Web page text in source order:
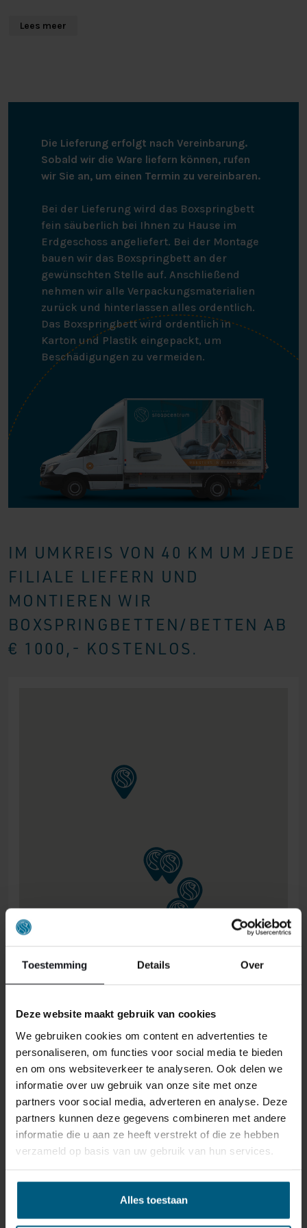
Toestemming Details Over
Deze website maakt gebruik van cookies
We gebruiken cookies om content en advertenties te
personaliseren, om functies voor social media te bieden
en om ons websiteverkeer te analyseren. Ook delen we
informatie over uw gebruik van onze site met onze
partners voor social media, adverteren en analyse. Deze
partners kunnen deze gegevens combineren met andere
informatie die u aan ze heeft verstrekt of die ze hebben
verzameld op basis van uw gebruik van hun services.
Alles toestaan
ist dabei entscheidend, damit in Zukunft so wenig neue
hergestellt. Dadurch können sie problemlos dem
Recyclingprozess zugeführt werden. Bei diesem
Prozess wird der Stoff nach intensivem Gebrauch zu
neuen Produkt verarbeitet werden kann.Das Kissen
Faby besteht aus 100% Baumwolle. Es hat eine Größe
von 40 x 60 cm. Das Kissen hat eine Klappe zum Öffnen
und wird mit einem elastischen Polyester-Innenkissen
geliefert. Das Kissen ist nicht für die Waschmaschine
und den Trockner geeignet.
Lees meer
Die Lieferung erfolgt nach Vereinbarung.
Sobald wir die Ware liefern können, rufen
wir Sie an, um einen Termin zu vereinbaren.
Bei der Lieferung wird das Boxspringbett
fein säuberlich bei Ihnen zu Hause im
Erdgeschoss angeliefert. Bei der Montage
bauen wir das Boxspringbett an der
gewünschten Stelle auf. Anschließend
nehmen wir alle Verpackungsmaterialien
zurück und hinterlassen alles ordentlich.
Das Boxspringbett wird ordentlich in
Karton und Plastik eingepackt, um
Beschädigungen zu vermeiden.
IM UMKREIS VON 40 KM UM JEDE
FILIALE LIEFERN UND
MONTIEREN WIR
BOXSPRINGBETTEN/BETTEN AB
€ 1000,- KOSTENLOS.
ONS RETOURBELEID
Individuell gestaltete Artikel wie Matratzen,
Lattenroste, Obermatratzen und Boxspring-
Sets fallen NICHT unter die
Rückgabebestimmungen und können von
uns nicht zurückgenommen werden.
zurückgeben. Vielleicht, weil Ihnen das Produkt nicht
gefällt, oder vielleicht gibt es einen anderen Grund,
warum Sie die Bestellung nicht wünschen. In jedem Fall